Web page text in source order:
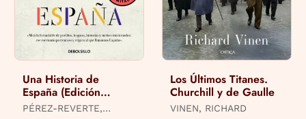
Una Historia de
España (Edición
Limitada · Verano)
PÉREZ-REVERTE,
Los Últimos Titanes.
Churchill y de Gaulle
VINEN, RICHARD